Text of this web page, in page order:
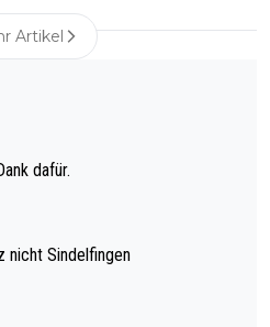
Artikel
dafür.
nicht Sindelfingen